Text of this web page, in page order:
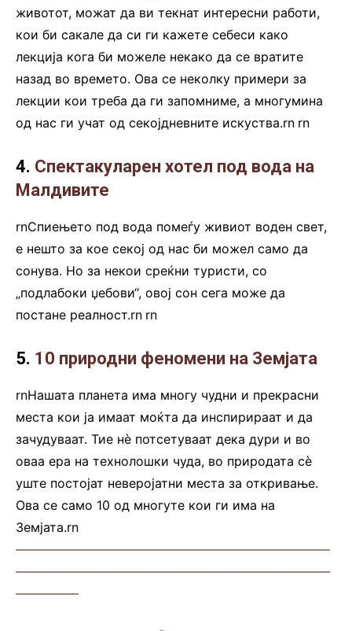
животот, можат да ви текнат интересни работи,
кои би сакале да си ги кажете себеси како
лекција кога би можеле некако да се вратите
назад во времето. Ова се неколку примери за
лекции кои треба да ги запомниме, а многумина
од нас ги учат од секојдневните искуства.rn rn
4. Спектакуларен хотел под вода на
Малдивите
rnСпиењето под вода помеѓу живиот воден свет,
е нешто за кое секој од нас би можел само да
сонува. Но за некои среќни туристи, со
„подлабоки џебови“, овој сон сега може да
постане реалност.rn rn
5. 10 природни феномени на Земјата
rnНашата планета има многу чудни и прекрасни
места кои ја имаат моќта да инспирираат и да
зачудуваат. Тие нè потсетуваат дека дури и во
оваа ера на технолошки чуда, во природата сè
уште постојат неверојатни места за откривање.
Ова се само 10 од многуте кои ги има на
Земјата.rn
—————————————————————————
—————————————————————————
—————